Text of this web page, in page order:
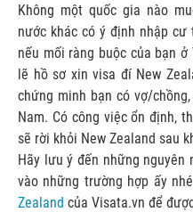
Không một quốc gia nào
nước khác có ý định nhập
nếu mối ràng buộc của bạn
lẽ hồ sơ xin visa đí New
chứng minh bạn có vợ/
Nam. Có công việc ổn định,
sẽ rời khỏi New Zealand sau
Hãy lưu ý đến những
vào những trường hợp ấy
Zealand của Visata.vn để